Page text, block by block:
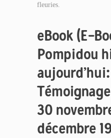
fleuries.
eBook (E-
Pompidou
aujourd’hui:
30
décembre